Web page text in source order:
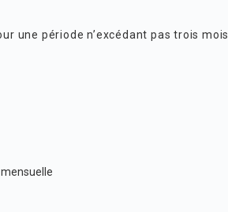
une période n’excédant pas trois mois.